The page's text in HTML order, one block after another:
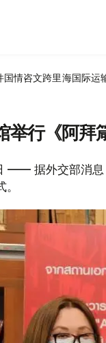
国情咨文跨里海国际运
举行《阿拜
—— 据外交部消